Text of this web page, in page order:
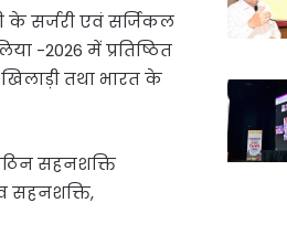
के सर्जरी एवं सर्जिकल
-2026 में प्रतिष्ठित
तथा भारत के
सहनशक्ति
सहनशक्ति,